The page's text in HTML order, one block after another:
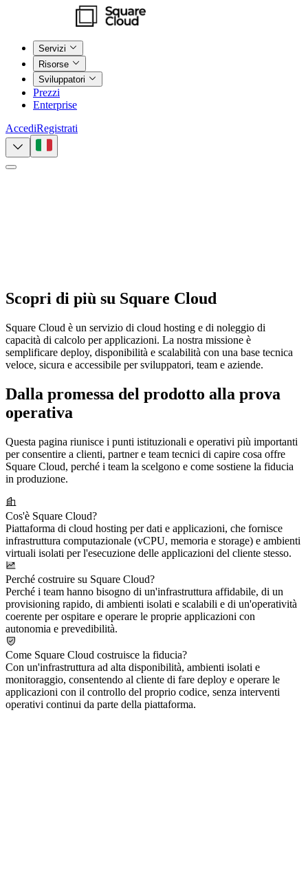
Servizi
Risorse
Sviluppatori
Prezzi
Enterprise
AccediRegistrati
Scopri di più su Square Cloud
Square Cloud è un servizio di cloud hosting e di noleggio di
capacità di calcolo per applicazioni. La nostra missione è
semplificare deploy, disponibilità e scalabilità con una base tecnica
veloce, sicura e accessibile per sviluppatori, team e aziende.
Dalla promessa del prodotto alla prova
operativa
Questa pagina riunisce i punti istituzionali e operativi più importanti
per consentire a clienti, partner e team tecnici di capire cosa offre
Square Cloud, perché i team la scelgono e come sostiene la fiducia
in produzione.
Cos'è Square Cloud?
Piattaforma di cloud hosting per dati e applicazioni, che fornisce
infrastruttura computazionale (vCPU, memoria e storage) e ambienti
virtuali isolati per l'esecuzione delle applicazioni del cliente stesso.
Perché costruire su Square Cloud?
Perché i team hanno bisogno di un'infrastruttura affidabile, di un
provisioning rapido, di ambienti isolati e scalabili e di un'operatività
coerente per ospitare e operare le proprie applicazioni con
autonomia e prevedibilità.
Come Square Cloud costruisce la fiducia?
Con un'infrastruttura ad alta disponibilità, ambienti isolati e
monitoraggio, consentendo al cliente di fare deploy e operare le
applicazioni con il controllo del proprio codice, senza interventi
operativi continui da parte della piattaforma.